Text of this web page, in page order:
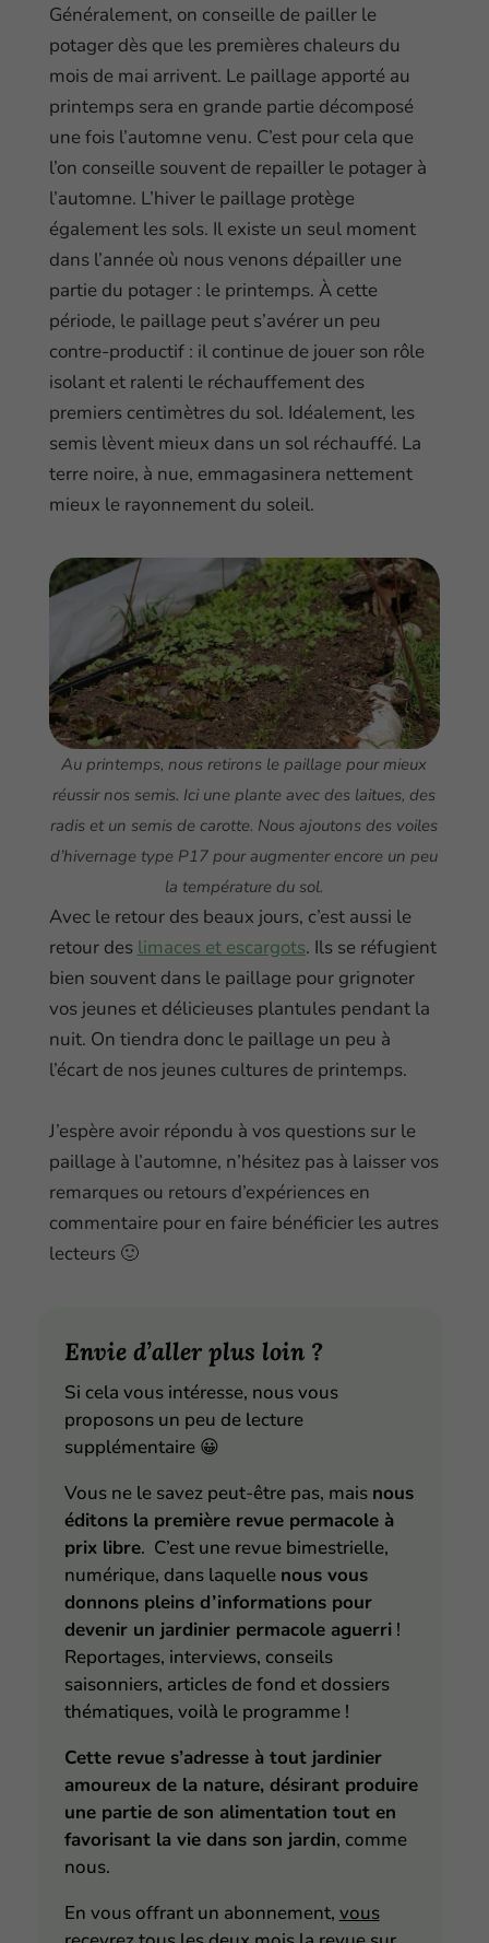
Généralement, on conseille de pailler le
potager dès que les premières chaleurs du
mois de mai arrivent. Le paillage apporté au
printemps sera en grande partie décomposé
une fois l’automne venu. C’est pour cela que
l’on conseille souvent de repailler le potager à
l’automne. L’hiver le paillage protège
également les sols. Il existe un seul moment
dans l’année où nous venons dépailler une
partie du potager : le printemps. À cette
période, le paillage peut s’avérer un peu
contre-productif : il continue de jouer son rôle
isolant et ralenti le réchauffement des
premiers centimètres du sol. Idéalement, les
semis lèvent mieux dans un sol réchauffé. La
terre noire, à nue, emmagasinera nettement
mieux le rayonnement du soleil.
Au printemps, nous retirons le paillage pour mieux
réussir nos semis. Ici une plante avec des laitues, des
radis et un semis de carotte. Nous ajoutons des voiles
d’hivernage type P17 pour augmenter encore un peu
la température du sol.
Avec le retour des beaux jours, c’est aussi le
retour des limaces et escargots. Ils se réfugient
bien souvent dans le paillage pour grignoter
vos jeunes et délicieuses plantules pendant la
nuit. On tiendra donc le paillage un peu à
l’écart de nos jeunes cultures de printemps.
J’espère avoir répondu à vos questions sur le
paillage à l’automne, n’hésitez pas à laisser vos
remarques ou retours d’expériences en
commentaire pour en faire bénéficier les autres
lecteurs 🙂
Envie d’aller plus loin ?
Si cela vous intéresse, nous vous
proposons un peu de lecture
supplémentaire 😀
Vous ne le savez peut-être pas, mais nous
éditons la première revue permacole à
prix libre. C’est une revue bimestrielle,
numérique, dans laquelle nous vous
donnons pleins d’informations pour
devenir un jardinier permacole aguerri!
Reportages, interviews, conseils
saisonniers, articles de fond et dossiers
thématiques, voilà le programme !
Cette revue s’adresse à tout jardinier
amoureux de la nature, désirant produire
une partie de son alimentation tout en
favorisant la vie dans son jardin, comme
nous.
En vous offrant un abonnement, vous